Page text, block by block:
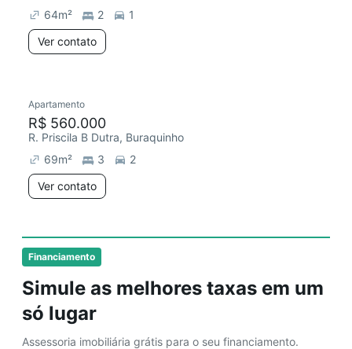
Financiamento
Simule as melhores taxas em um
só lugar
Assessoria imobiliária grátis para o seu financiamento.
64m² 2
1
Ver contato
Apartamento
R$ 560.000
R. Priscila B Dutra, Buraquinho
69m² 3
2
Ver contato